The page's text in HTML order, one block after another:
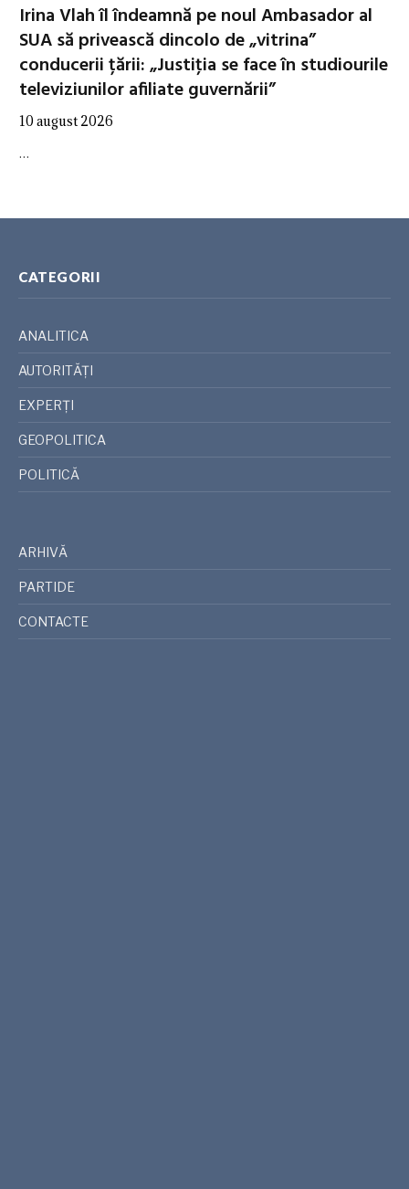
Irina Vlah îl îndeamnă pe noul Ambasador al
SUA să privească dincolo de „vitrina”
conducerii țării: „Justiţia se face în studiourile
televiziunilor afiliate guvernării”
10 august 2026
…
CATEGORII
ANALITICA
AUTORITĂȚI
EXPERȚI
GEOPOLITICA
POLITICĂ
ARHIVĂ
PARTIDE
CONTACTE